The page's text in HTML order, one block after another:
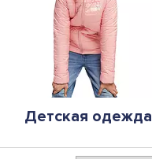
Детская одежда